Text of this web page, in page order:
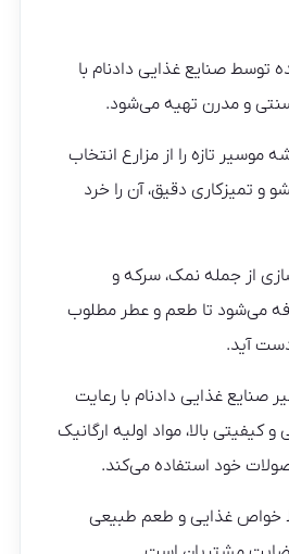
توسط صنایع غذایی دادنام با
و مدرن تهیه می‌شود.
موسیر تازه را از مزارع انتخاب
تمیزکاری دقیق، آن را خرد
از جمله نمک، سرکه و
می‌شود تا طعم و عطر مطلوب
آید.
صنایع غذایی دادنام با رعایت
کیفیتی بالا، مواد اولیه ارگانیک
خود استفاده می‌کند.
خواص غذایی و طعم طبیعی